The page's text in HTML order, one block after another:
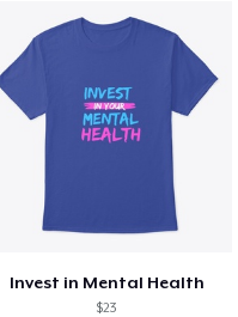
Invest in Mental Health
$23